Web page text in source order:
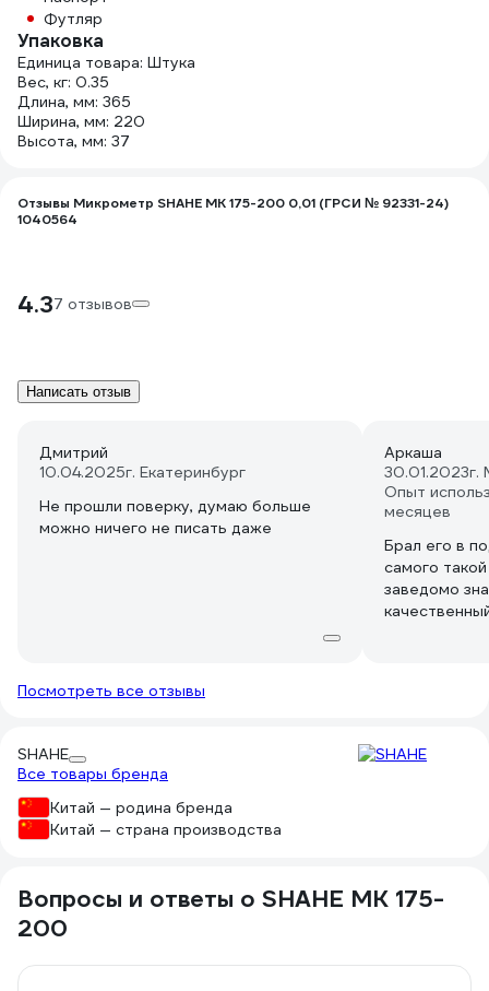
Футляр
Упаковка
Единица товара: Штука
Вес, кг: 0.35
Длина, мм: 365
Ширина, мм: 220
Высота, мм: 37
Отзывы Микрометр SHAHE МК 175-200 0,01 (ГРСИ № 92331-24)
1040564
4.37 отзывов
Написать отзыв
Дмитрий
10.04.2025г. Екатеринбург
Не прошли поверку, думаю больше
можно ничего не писать даже
Аркаша
30.01.2023г.
Опыт
месяцев
Брал его в
самого
заведомо
Посмотреть все отзывы
SHAHE
Все товары бренда
Китай — родина бренда
Китай — страна производства
Вопросы и ответы о SHAHE МК 175-
200